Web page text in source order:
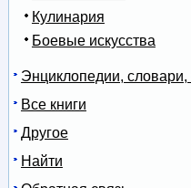
Кулинария
Боевые искусства
Энциклопедии, словари,
Все книги
Другое
Найти